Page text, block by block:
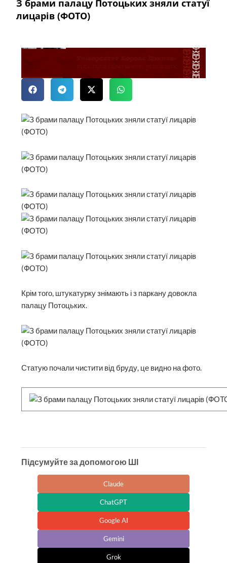
З брами палацу Потоцьких зняли статуї
лицарів (ФОТО)
Крім того, штукатурку знімають і з паркану довокла
палацу Потоцьких.
Статую почали чистити від бруду, це видно на фото.
Підсумуйте за допомогою ШІ
Claude
ChatGPT
Google AI
Gemini
Grok